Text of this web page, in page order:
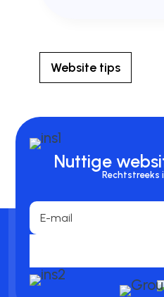
Website tips
Nuttige
Rechtstreeks